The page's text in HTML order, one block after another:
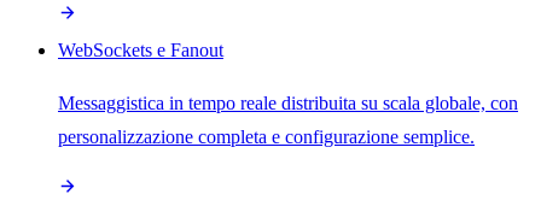
WebSockets e Fanout
Messaggistica in tempo reale distribuita su scala globale, con
personalizzazione completa e configurazione semplice.